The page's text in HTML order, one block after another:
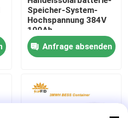
Speicher-System-
Hochspannung 384V
100Ah
Anfrage absenden